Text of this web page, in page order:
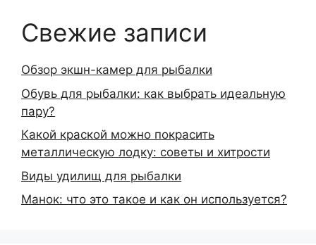
Свежие записи
Обзор экшн-камер для рыбалки
Обувь для рыбалки: как выбрать идеальную
пару?
Какой краской можно покрасить
металлическую лодку: советы и хитрости
Виды удилищ для рыбалки
Манок: что это такое и как он используется?